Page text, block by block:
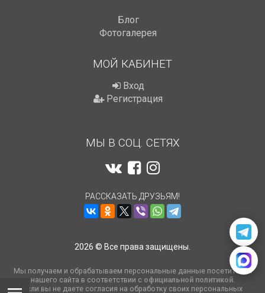
Блог
Фотогалерея
МОЙ КАБИНЕТ
Вход
Регистрация
МЫ В СОЦ. СЕТЯХ
РАССКАЗАТЬ ДРУЗЬЯМ!
2026 © Все права защищены.
Мы получаем и обрабатываем персональные данные посетителей
нашего сайта в соответствии с официальной политикой.
Если вы не даете согласия на обработку своих персональных